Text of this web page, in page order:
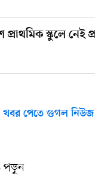
স্কুলে নেই
পেতে গুগল
পড়ুন